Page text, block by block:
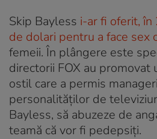
Skip Bayless i-ar fi oferit,
de dolari pentru a face sex
femeii. În plângere este
directorii FOX au promovat
ostil care a permis
personalităților de
Bayless, să abuzeze de
teamă că vor fi pedepsiți.